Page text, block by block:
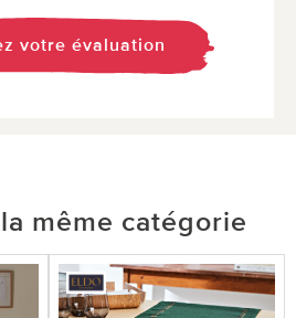
votre évaluation
même catégorie